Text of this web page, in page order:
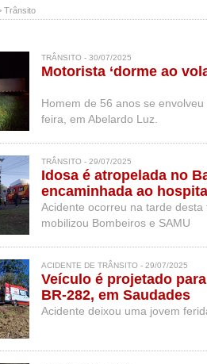
Trânsito
TRÂNSITO - 30/07/2025
Motorista ‘dorme ao
Homem de 56 anos se
feira, em Abelardo Luz.
TRÂNSITO - 29/07/2025
Idosa é atropelada no
encaminhada ao hospital
Acidente ocorreu na tarde
mobilizou Bombeiros e SAMU
ACIDENTE DE TRÂNSITO - 29/07/2025
Veículo é projetado
BR-282, em Saudades
Acidente deixou uma jovem